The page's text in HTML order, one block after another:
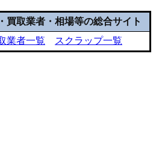
買取業者・相場等の総合サイト
業者一覧 スクラップ一覧